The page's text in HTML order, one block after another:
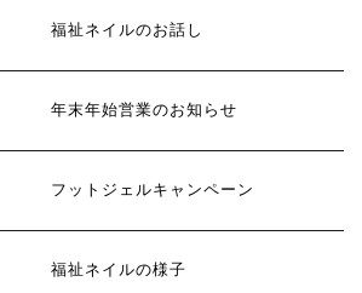
福祉ネイルのお話し
年末年始営業のお知らせ
フットジェルキャンペーン
福祉ネイルの様子